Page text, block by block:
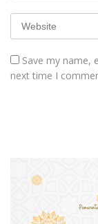
Save my name,
next time I